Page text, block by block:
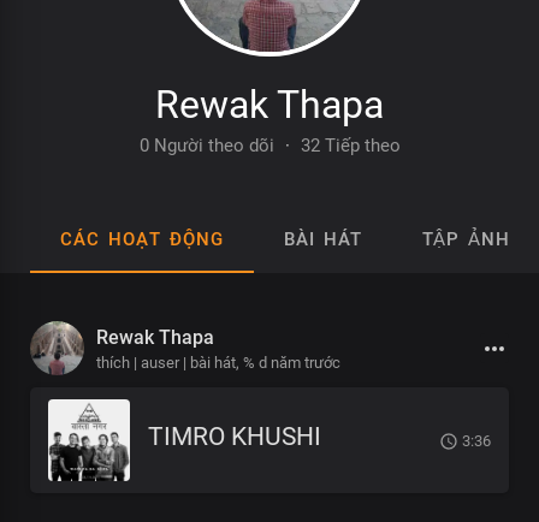
Rewak Thapa
0 Người theo dõi · 32 Tiếp theo
CÁC HOẠT ĐỘNG BÀI HÁT TẬP ẢNH
Rewak Thapa
thích | auser | bài hát, % d năm trước
TIMRO KHUSHI 3:36